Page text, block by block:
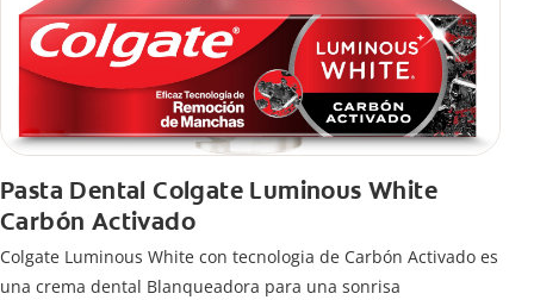
Pasta Dental Colgate Luminous White
Carbón Activado
Colgate Luminous White con tecnologia de Carbón Activado es
una crema dental Blanqueadora para una sonrisa